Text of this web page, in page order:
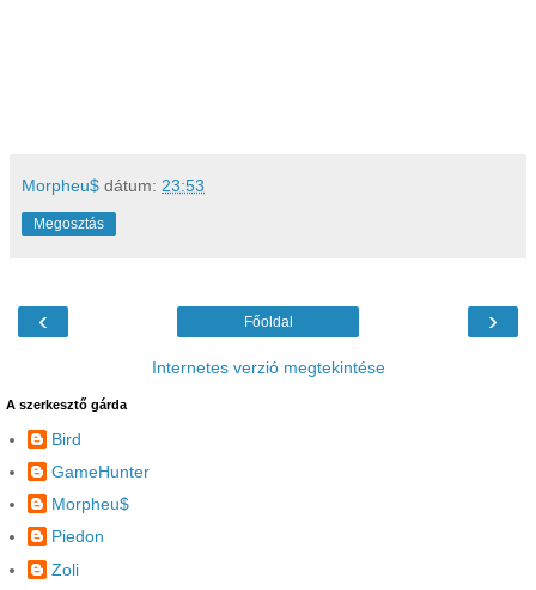
Morpheu$ dátum: 23:53
Megosztás
‹ ›
Főoldal
Internetes verzió megtekintése
A szerkesztő gárda
Bird
GameHunter
Morpheu$
Piedon
Zoli